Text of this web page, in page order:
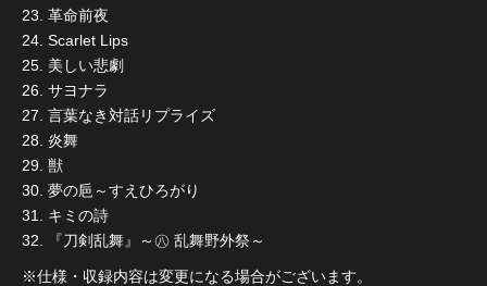
23. 革命前夜
24. Scarlet Lips
25. 美しい悲劇
26. サヨナラ
27. 言葉なき対話リプライズ
28. 炎舞
29. 獣
30. 夢の巵～すえひろがり
31. キミの詩
32. 『刀剣乱舞』～㊇ 乱舞野外祭～
※仕様・収録内容は変更になる場合がございます。